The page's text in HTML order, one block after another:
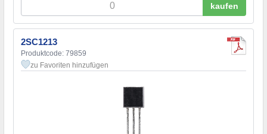
kaufen
2SC1213
Produktcode: 79859
zu Favoriten hinzufügen